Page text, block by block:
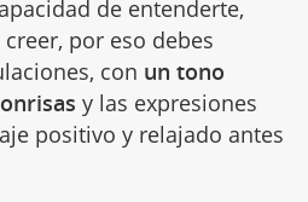
de entenderte,
por eso debes
con un tono
y las expresiones
positivo y relajado antes